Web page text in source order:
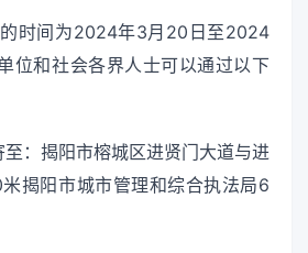
时间为2024年3月20日至2024
位和社会各界人士可以通过以下
至：揭阳市榕城区进贤门大道与进
揭阳市城市管理和综合执法局6